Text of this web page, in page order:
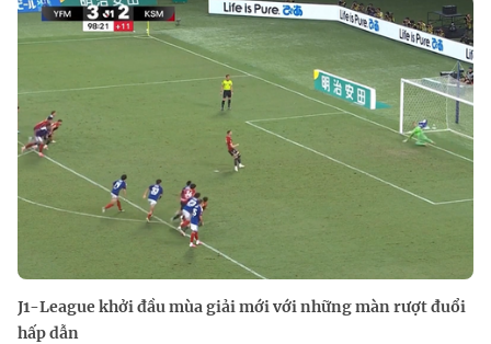
J1-League khởi đầu mùa giải mới với những màn rượt đuổi
hấp dẫn